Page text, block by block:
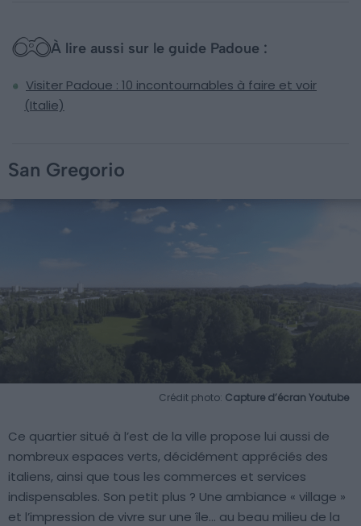
À lire aussi sur le guide Padoue :
Visiter Padoue : 10 incontournables à faire et voir
(Italie)
San Gregorio
Crédit photo: Capture d’écran Youtube
Ce quartier situé à l’est de la ville propose lui aussi de
nombreux espaces verts, décidément appréciés des
italiens, ainsi que tous les commerces et services
indispensables. Son petit plus ? Une ambiance « village »
et l’impression de vivre sur une île… au beau milieu de la